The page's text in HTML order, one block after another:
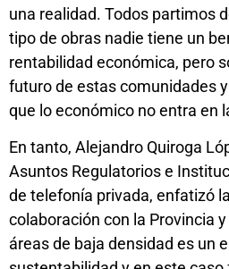
una realidad. Todos partimos
tipo de obras nadie tiene un
rentabilidad económica, pero
futuro de estas comunidades
que lo económico no entra en
En tanto, Alejandro Quiroga
Asuntos Regulatorios e
de telefonía privada, enfatizó
colaboración con la Provincia y
áreas de baja densidad es un